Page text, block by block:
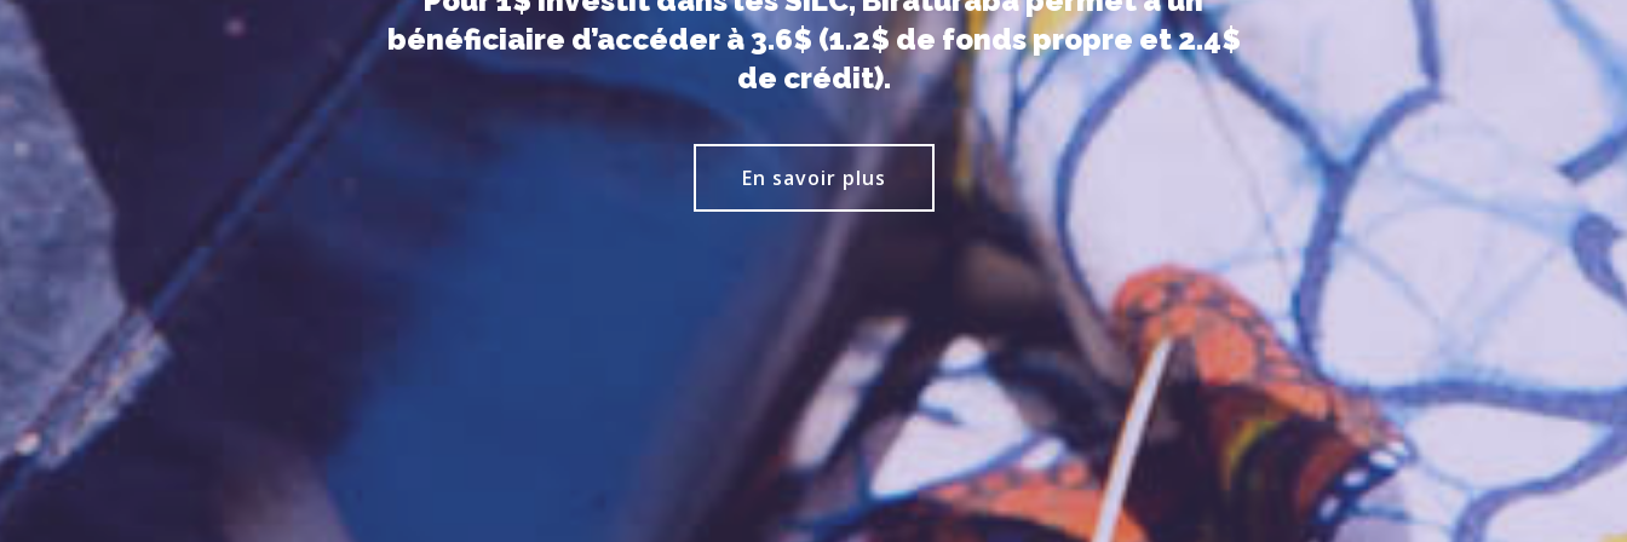
bénéficiaire d’accéder à 3.6$ (1.2$ de fonds propre et 2.4$
de crédit).
En savoir plus